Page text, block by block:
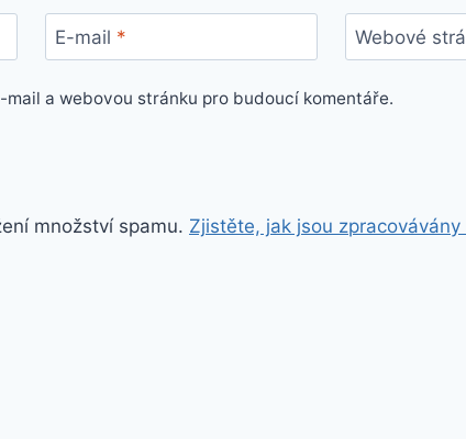
E-mail * Webové
a webovou stránku pro budoucí komentáře.
množství spamu. Zjistěte, jak jsou